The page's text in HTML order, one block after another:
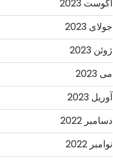
آگوست 2023
جولای 2023
ژوئن 2023
می 2023
آوریل 2023
دسامبر 2022
نوامبر 2022